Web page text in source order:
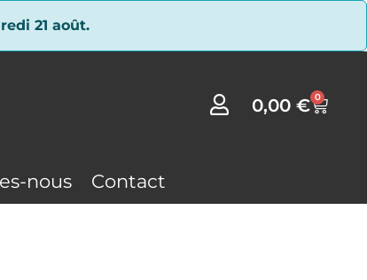
21 août.
0,00€ 0
nous Contact